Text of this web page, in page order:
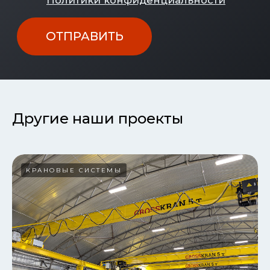
Другие наши проекты
КРАНОВЫЕ СИСТЕМЫ